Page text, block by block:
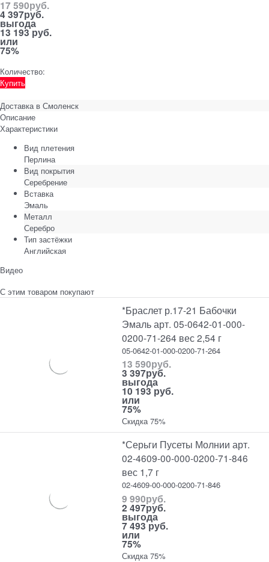
17 590руб.
4 397руб.
выгода
13 193 руб.
или
75%
Количество:
Купить
Доставка в Смоленск
Описание
Характеристики
Вид плетения
Перлина
Вид покрытия
Серебрение
Вставка
Эмаль
Металл
Серебро
Тип застёжки
Английская
Видео
С этим товаром покупают
*Браслет р.17-21 Бабочки
Эмаль арт. 05-0642-01-000-
0200-71-264 вес 2,54 г
05-0642-01-000-0200-71-264
13 590руб.
3 397руб.
выгода
10 193 руб.
или
75%
Скидка 75%
*Серьги Пусеты Молнии арт.
02-4609-00-000-0200-71-846
вес 1,7 г
02-4609-00-000-0200-71-846
9 990руб.
2 497руб.
выгода
7 493 руб.
или
75%
Скидка 75%